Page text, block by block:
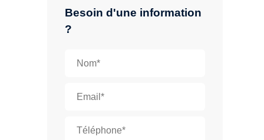
Besoin d'une information
?